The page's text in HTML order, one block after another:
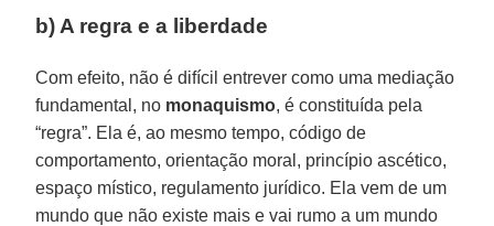
b) A regra e a liberdade
Com efeito, não é difícil entrever como uma mediação
fundamental, no monaquismo, é constituída pela
“regra”. Ela é, ao mesmo tempo, código de
comportamento, orientação moral, princípio ascético,
espaço místico, regulamento jurídico. Ela vem de um
mundo que não existe mais e vai rumo a um mundo